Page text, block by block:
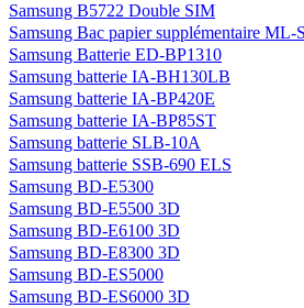
Samsung B5722 Double SIM
Samsung Bac papier supplémentaire
Samsung Batterie ED-BP1310
Samsung batterie IA-BH130LB
Samsung batterie IA-BP420E
Samsung batterie IA-BP85ST
Samsung batterie SLB-10A
Samsung batterie SSB-690 ELS
Samsung BD-E5300
Samsung BD-E5500 3D
Samsung BD-E6100 3D
Samsung BD-E8300 3D
Samsung BD-ES5000
Samsung BD-ES6000 3D